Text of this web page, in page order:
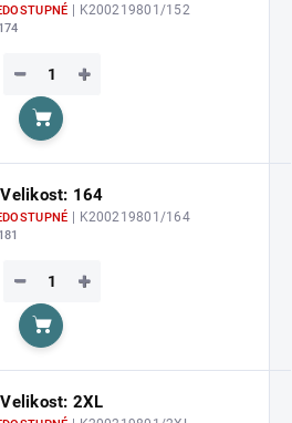
| K200219801/152
+
−
Do košíku
164
| K200219801/164
+
−
Do košíku
2XL